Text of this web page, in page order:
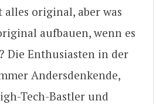
original, aber was
aufbauen, wenn es
Die Enthusiasten in der
Andersdenkende,
Tech-Bastler und